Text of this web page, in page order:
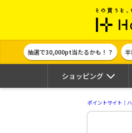
抽選で30,000pt当たるかも！？
ショッピング
ポイントサイト｜